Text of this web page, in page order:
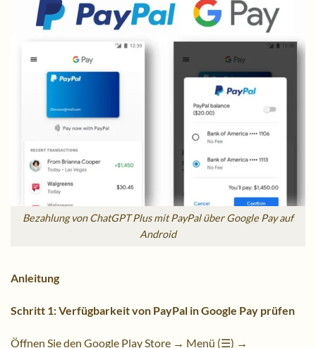
Bezahlung von ChatGPT Plus mit PayPal über Google Pay auf
Android
Anleitung
Schritt 1: Verfügbarkeit von PayPal in Google Pay prüfen
Öffnen Sie den Google Play Store → Menü (☰) →